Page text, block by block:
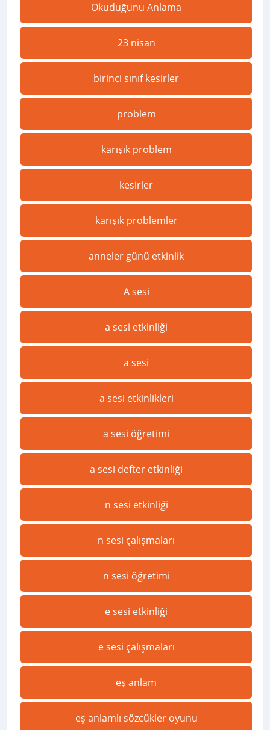
Okuduğunu Anlama
23 nisan
birinci sınıf kesirler
problem
karışık problem
kesirler
karışık problemler
anneler günü etkinlik
A sesi
a sesi etkinliği
a sesi
a sesi etkinlikleri
a sesi öğretimi
a sesi defter etkinliği
n sesi etkinliği
n sesi çalışmaları
n sesi öğretimi
e sesi etkinliği
e sesi çalışmaları
eş anlam
eş anlamlı sözcükler oyunu